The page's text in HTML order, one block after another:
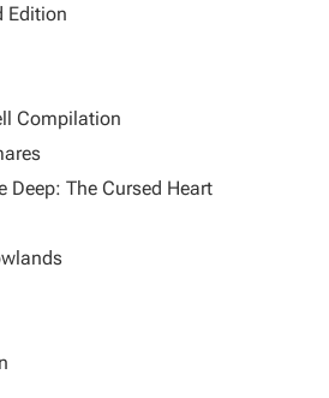
Edition
Compilation
Deep: The Cursed Heart